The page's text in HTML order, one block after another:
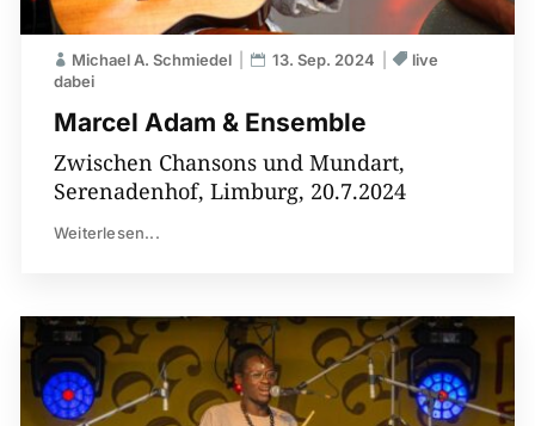
Marcel Adam & Ensemble
Michael A. Schmiedel 13. Sep. 2024
live
dabei
Zwischen Chansons und Mundart,
Serenadenhof, Limburg, 20.7.2024
Weiterlesen...